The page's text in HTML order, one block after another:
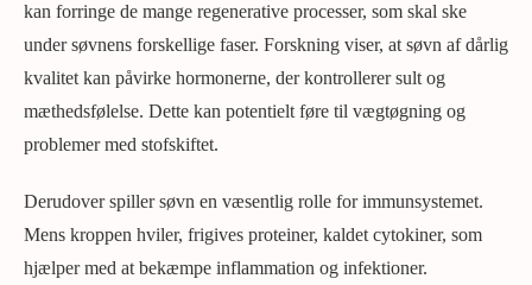
kan forringe de mange regenerative processer, som skal ske
under søvnens forskellige faser. Forskning viser, at søvn af dårlig
kvalitet kan påvirke hormonerne, der kontrollerer sult og
mæthedsfølelse. Dette kan potentielt føre til vægtøgning og
problemer med stofskiftet.
Derudover spiller søvn en væsentlig rolle for immunsystemet.
Mens kroppen hviler, frigives proteiner, kaldet cytokiner, som
hjælper med at bekæmpe inflammation og infektioner.